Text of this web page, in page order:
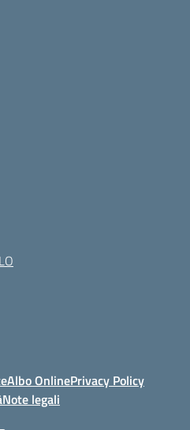
Albo OnlinePrivacy Policy
Note legali